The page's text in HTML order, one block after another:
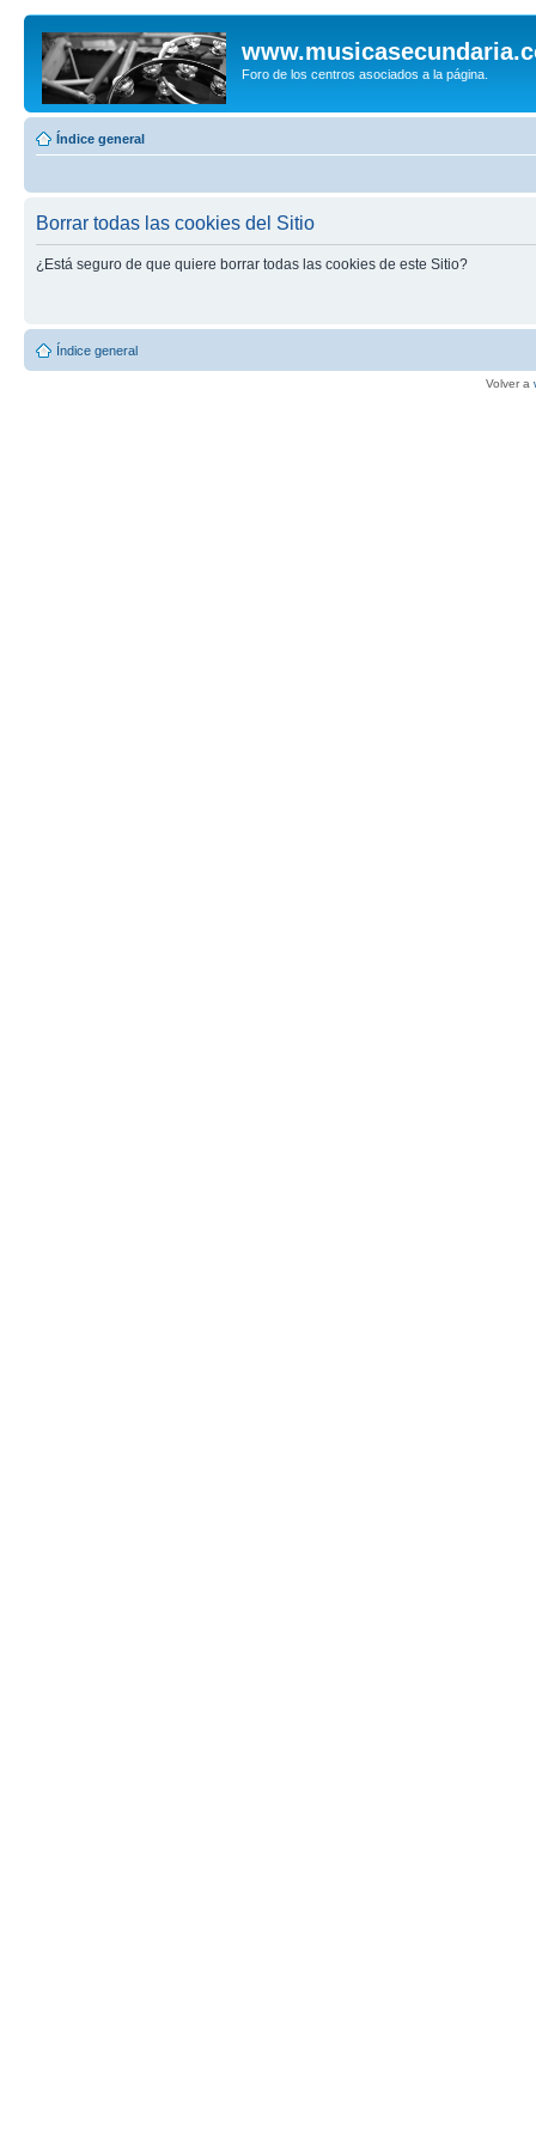
Foro de los centros asociados a la página.
Índice general
Borrar todas las cookies del Sitio
¿Está seguro de que quiere borrar todas las cookies de este Sitio?
Índice general
Volver a